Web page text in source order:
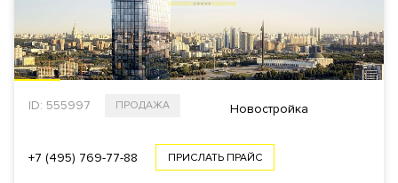
ID: 555997 ПРОДАЖА Новостройка
+7 (495) 769-77-88 ПРИСЛАТЬ ПРАЙС